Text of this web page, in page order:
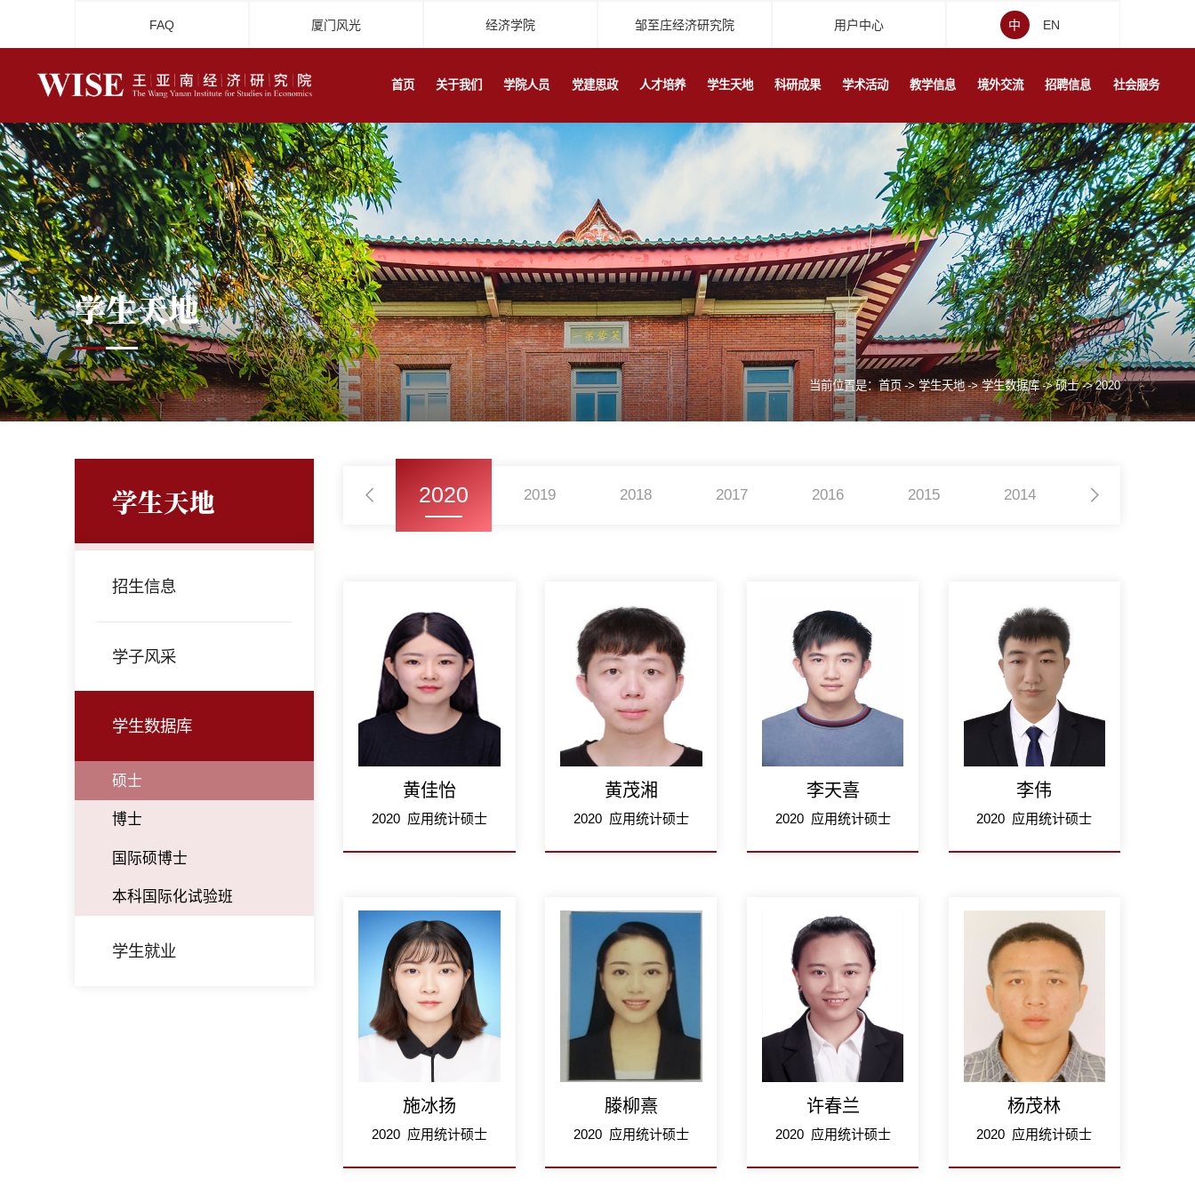
FAQ 厦门风光 经济学院 邹至庄经济研究院 用户中心 中 EN
首页 关于我们 学院人员 党建思政 人才培养 学生天地 科研成果 学术活动 教学信息 境外交流 招聘信息 社会服务
学生天地
当前位置是：首页 -> 学生天地 -> 学生数据库 -> 硕士 -> 2020
学生天地
招生信息
学子风采
学生数据库
硕士
博士
国际硕博士
本科国际化试验班
学生就业
2023 2020 2019 2018 2017 2016 2015 2014
黄佳怡
2020 应用统计硕士
黄茂湘
2020 应用统计硕士
李天喜
2020 应用统计硕士
李伟
2020 应用统计硕士
施冰扬
2020 应用统计硕士
滕柳熹
2020 应用统计硕士
许春兰
2020 应用统计硕士
杨茂林
2020 应用统计硕士